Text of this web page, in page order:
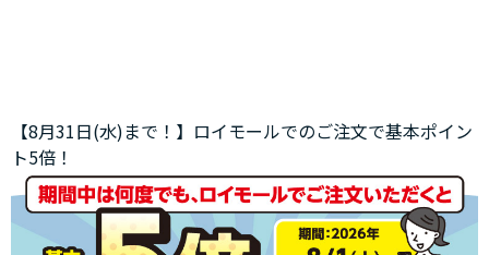
【8月31日(水)まで！】ロイモールでのご注文で基本ポイン
ト5倍！